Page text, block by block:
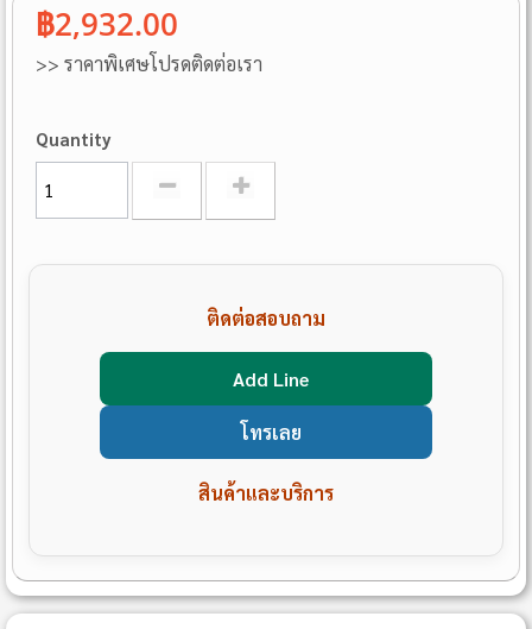
฿2,932.00
>> ราคาพิเศษโปรดติดต่อเรา
Quantity
ติดต่อสอบถาม
Add Line
โทรเลย
สินค้าและบริการ